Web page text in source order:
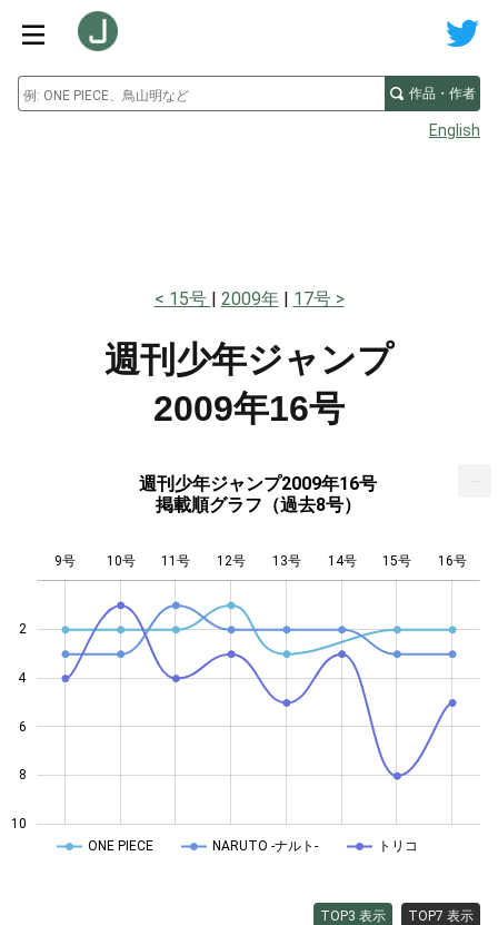
作品・作者
English
15号 2009年 17号
週刊少年ジャンプ
2009年16号
週刊少年ジャンプ2009年16号
掲載順グラフ（過去8号）
2
4
6
8
10
9号 10号 11号 12号 13号 14号 15号 16号
ONE PIECE NARUTO -ナルト- トリコ
TOP3 表示 TOP7 表示